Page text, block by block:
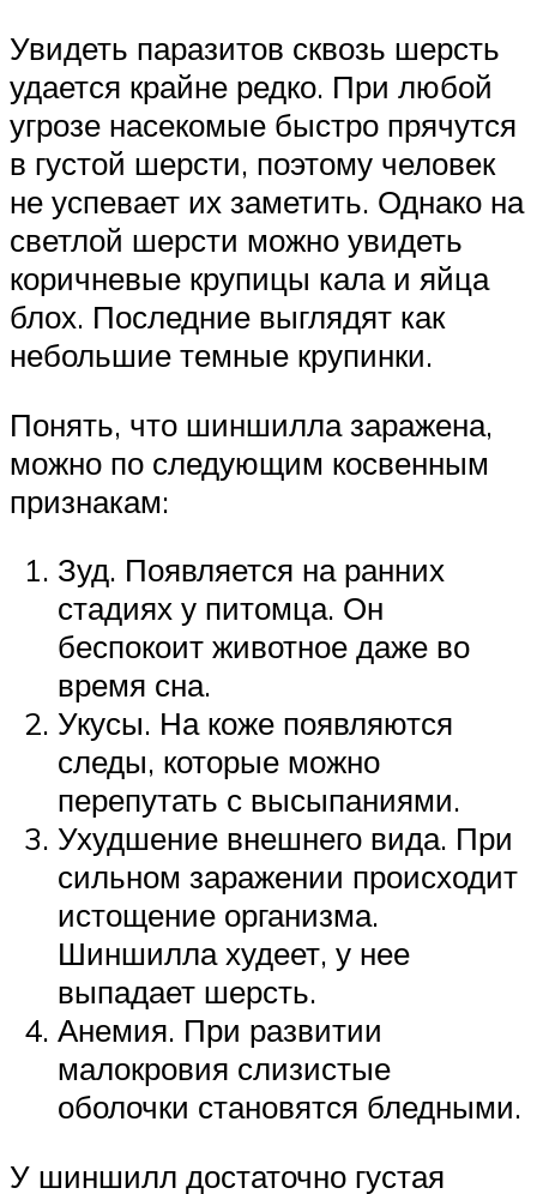
Увидеть паразитов сквозь шерсть
удается крайне редко. При любой
угрозе насекомые быстро прячутся
в густой шерсти, поэтому человек
не успевает их заметить. Однако на
светлой шерсти можно увидеть
коричневые крупицы кала и яйца
блох. Последние выглядят как
небольшие темные крупинки.
Понять, что шиншилла заражена,
можно по следующим косвенным
признакам:
Зуд. Появляется на ранних
стадиях у питомца. Он
беспокоит животное даже во
время сна.
Укусы. На коже появляются
следы, которые можно
перепутать с высыпаниями.
Ухудшение внешнего вида. При
сильном заражении происходит
истощение организма.
Шиншилла худеет, у нее
выпадает шерсть.
Анемия. При развитии
малокровия слизистые
оболочки становятся бледными.
У шиншилл достаточно густая